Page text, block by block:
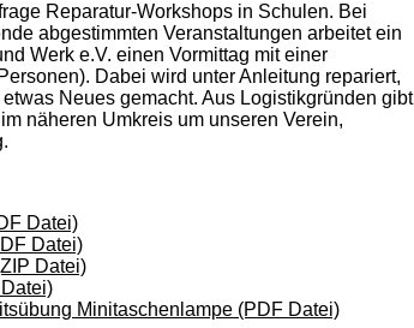
Reparatur-Workshops in Schulen. Bei
abgestimmten Veranstaltungen arbeitet ein
Werk e.V. einen Vormittag mit einer
Dabei wird unter Anleitung repariert,
Neues gemacht. Aus Logistikgründen gibt
näheren Umkreis um unseren Verein,
Datei)
Datei)
Datei)
Minitaschenlampe (PDF Datei)